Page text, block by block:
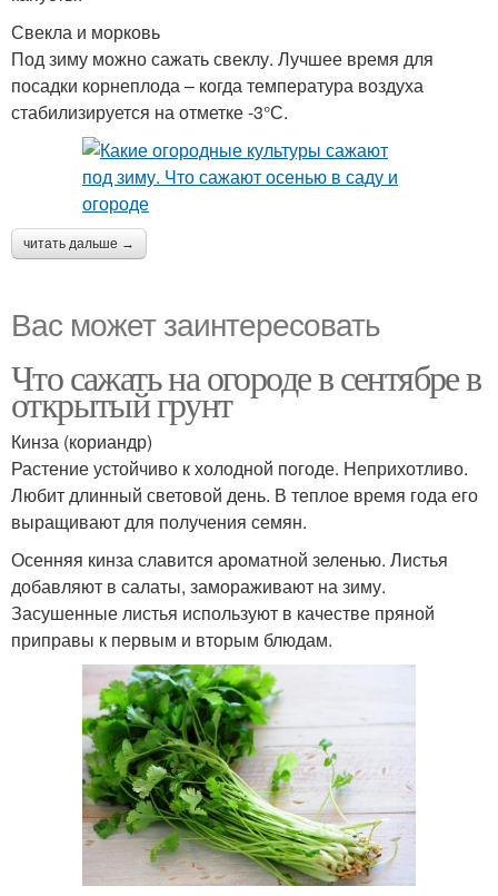
Свекла и морковь
Под зиму можно сажать свеклу. Лучшее время для
посадки корнеплода – когда температура воздуха
стабилизируется на отметке -3°С.
читать дальше →
Вас может заинтересовать
Что сажать на огороде в сентябре в
открытый грунт
Кинза (кориандр)
Растение устойчиво к холодной погоде. Неприхотливо.
Любит длинный световой день. В теплое время года его
выращивают для получения семян.
Осенняя кинза славится ароматной зеленью. Листья
добавляют в салаты, замораживают на зиму.
Засушенные листья используют в качестве пряной
приправы к первым и вторым блюдам.